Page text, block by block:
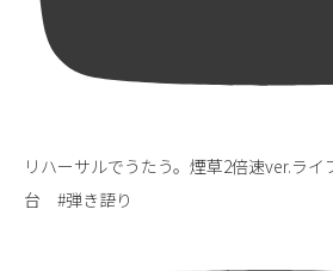
リハーサルでうたう。煙草2倍速ver.ラ
台 #弾き語り